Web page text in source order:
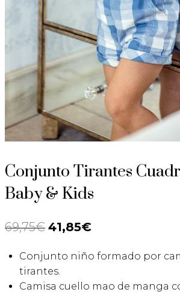
Conjunto Tirantes
Baby & Kids
69,75€ El
original
era:
41,85€
es:
Conjunto niño formado por
tirantes.
Camisa cuello mao de manga